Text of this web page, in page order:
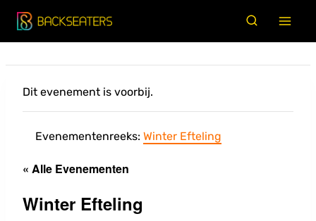
Doorgaan
naar
Dit evenement is voorbij.
Evenementenreeks: Winter Efteling
« Alle Evenementen
Winter Efteling